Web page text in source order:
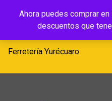
Ahora puedes comprar
descuentos que
Ferretería
Yurécuaro
Ferretería Yurécuaro